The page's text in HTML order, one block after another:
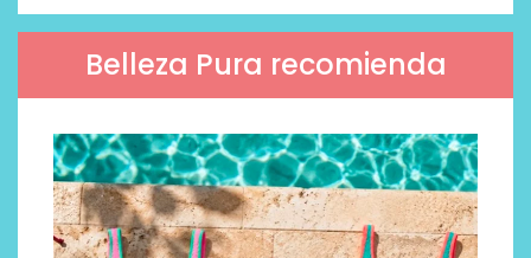
Belleza Pura recomienda